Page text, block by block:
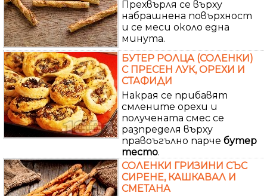
Прехвърля се върху
набрашнена повърхност
и се меси около една
минута.
БУТЕР РОЛЦА (СОЛЕНКИ)
С ПРЕСЕН ЛУК, ОРЕХИ И
СТАФИДИ
Накрая се прибавят
смлените орехи и
получената смес се
разпределя върху
правоъгълно парче бутер
тесто.
СОЛЕНКИ ГРИЗИНИ СЪС
СИРЕНЕ, КАШКАВАЛ И
СМЕТАНА